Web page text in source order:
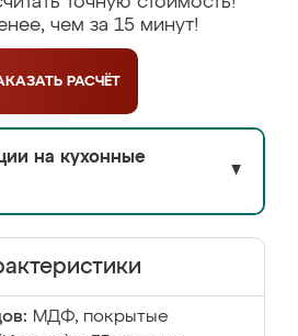
чем за 15 минут!
РАСЧЁТ
на кухонные
▼
МДФ, покрытые